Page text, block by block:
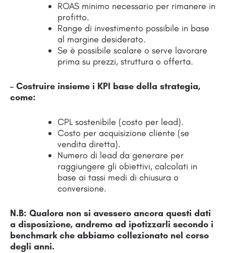
ROAS minimo necessario per rimanere in
profitto.
Range di investimento possibile in base
al margine desiderato.
Se è possibile scalare o serve lavorare
prima su prezzi, struttura o offerta.
– Costruire insieme i KPI base della strategia,
come:
CPL sostenibile (costo per lead).
Costo per acquisizione cliente (se
vendita diretta).
Numero di lead da generare per
raggiungere gli obiettivi, calcolati in
base ai tassi medi di chiusura o
conversione.
N.B: Qualora non si avessero ancora questi dati
a disposizione, andremo ad ipotizzarli secondo i
benchmark che abbiamo collezionato nel corso
degli anni.